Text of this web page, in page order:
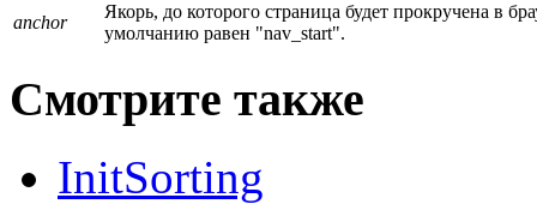
anchor
Якорь, до которого страница будет прокручена в
умолчанию равен "nav_start".
Смотрите также
InitSorting